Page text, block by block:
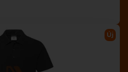
Új